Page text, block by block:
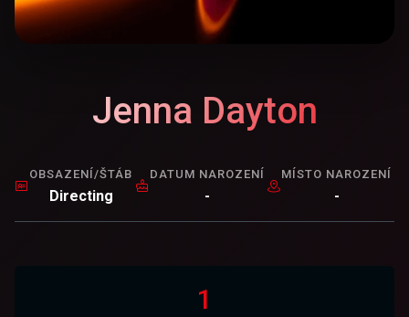
Jenna Dayton
OBSAZENÍ/ŠTÁB
Directing
DATUM NAROZENÍ
-
MÍSTO NAROZENÍ
-
1